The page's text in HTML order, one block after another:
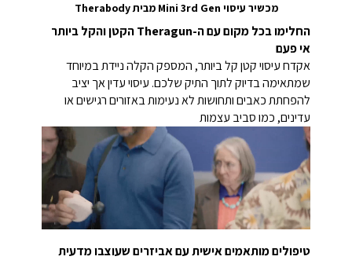
מכשיר עיסוי Mini 3rd Gen מבית Therabody
החלימו בכל מקום עם ה-Theragun הקטן והקל ביותר
אי פעם
אקדח עיסוי קטן קל ביותר, המספק הקלה ניידת במיוחד
שמתאימה בדיוק לתוך התיק שלכם. עיסוי עדין אך יציב
להפחתת כאבים ותחושות לא נעימות באזורים רגישים או
עדינים, כמו סביב עצמות
טיפולים מותאמים אישית עם אביזרים שעוצבו מדעית